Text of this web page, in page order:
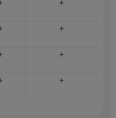
+
+
+
+